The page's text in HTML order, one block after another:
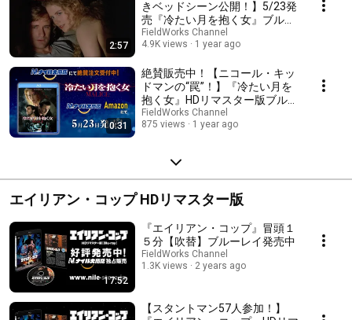
2:57
きベッドシーン公開！】5/23発
売『冷たい月を抱く女』ブルー
レイ本編映像
FieldWorks Channel
4.9K views
1 year ago
0:31
絶賛販売中！【ニコール・キッ
ドマンの“罠”！】『冷たい月を
抱く女』HDリマスター版ブルー
レイ 30秒スポット
FieldWorks Channel
875 views
1 year ago
エイリアン・コップ HDリマスター版
17:52
『エイリアン・コップ』冒頭１
５分【吹替】ブルーレイ発売中
FieldWorks Channel
1.3K views
2 years ago
【スタントマン57人参加！】